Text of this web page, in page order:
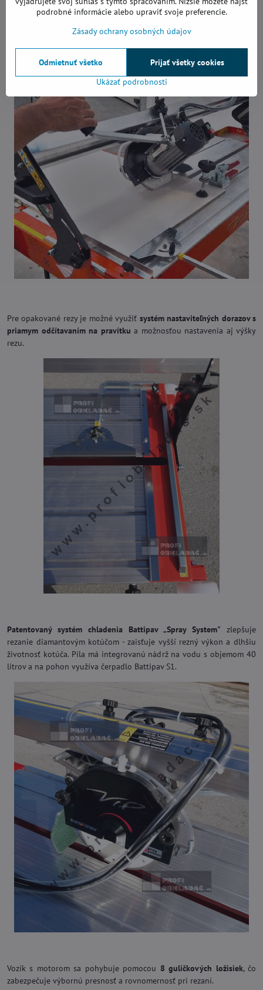
Pre opakované rezy je možné využiť systém nastaviteľných dorazov s
priamym odčítavaním na pravítku a možnosťou nastavenia aj výšky
rezu.
Patentovaný systém chladenia Battipav „Spray System" zlepšuje
rezanie diamantovým kotúčom - zaisťuje vyšší rezný výkon a dlhšiu
životnosť kotúča. Píla má integrovanú nádrž na vodu s objemom 40
litrov a na pohon využíva čerpadlo Battipav S1.
Vozík s motorom sa pohybuje pomocou 8 guličkových ložisiek, čo
zabezpečuje výbornú presnosť a rovnomernosť pri rezaní.
podrobné informácie alebo upraviť svoje preferencie.
Zásady ochrany osobných údajov
Ukázať podrobnosti
Prijať všetky cookies
Odmietnuť všetko